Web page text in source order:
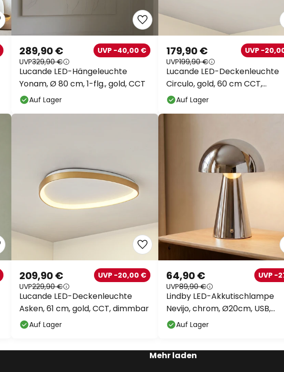
289,90 €
UVP329,90 €
UVP -40,00 €
Lucande LED-Hängeleuchte
Yonam, Ø 80 cm, 1-flg., gold, CCT
Auf Lager
179,90 €
UVP199,90 €
UVP -
Lucande LED-Deckenleuchte
Circulo, gold, 60 cm CCT,
dimmbar
Auf Lager
209,90 €
UVP229,90 €
UVP -20,00 €
Lucande LED-Deckenleuchte
Asken, 61 cm, gold, CCT, dimmbar
Auf Lager
64,90 €
UVP89,90 €
UVP -
Lindby LED-Akkutischlampe
Nevijo, chrom, Ø20cm, USB,
Dimmer
Auf Lager
Mehr laden